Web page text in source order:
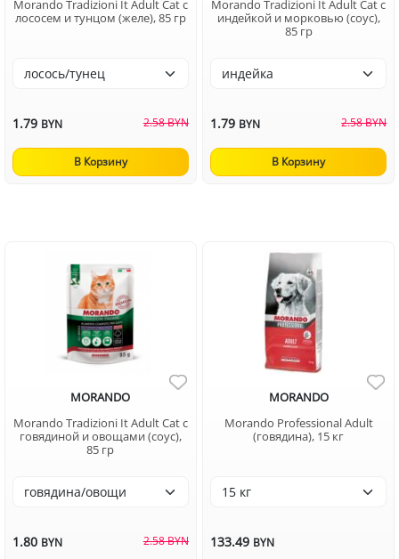
Morando Tradizioni It Adult Cat с
лососем и тунцом (желе), 85 гр
1.79 BYN 2.58 BYN
В Корзину
Morando Tradizioni It Adult Cat с
индейкой и морковью (соус),
85 гр
1.79 BYN 2.58 BYN
В Корзину
MORANDO
Morando Tradizioni It Adult Cat с
говядиной и овощами (соус),
85 гр
1.80 BYN 2.58 BYN
MORANDO
Morando Professional Adult
(говядина), 15 кг
133.49 BYN